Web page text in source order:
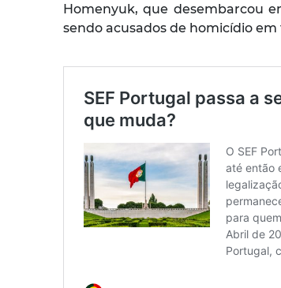
Homenyuk, que desembarcou
sendo acusados de homicídio